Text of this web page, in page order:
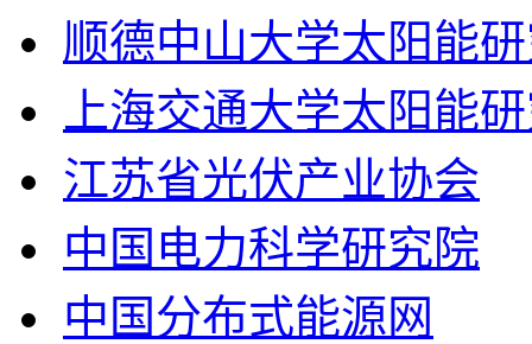
顺德中山大学太阳能
上海交通大学太阳能
江苏省光伏产业协会
中国电力科学研究院
中国分布式能源网